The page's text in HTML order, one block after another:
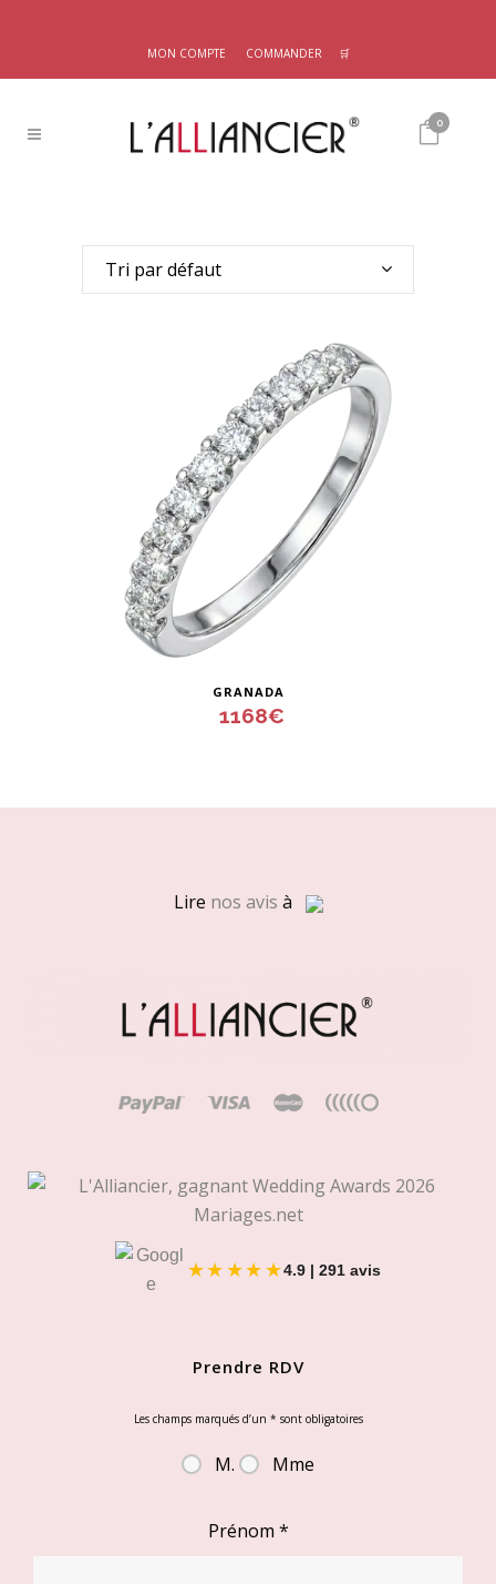
MON COMPTE COMMANDER 🛒
0
Tri par défaut
GRANADA
1168€
Lire nos avis à
★★★★★4.9 | 291 avis
Prendre RDV
Les champs marqués d’un * sont obligatoires
M. Mme
Prénom *